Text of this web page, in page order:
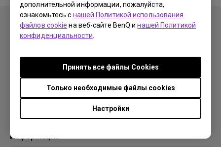
дополнительной информации, пожалуйста,
ознакомьтесь с нашей Политикой использования
файлов cookie на веб-сайте BenQ инашей Политикой
конфиденциальности
Настройки
Только необходимые файлы cookies
Принять все файлы Сookies
Продукция
Мониторы
Решения
Поддержка
Ресурсы
Информация